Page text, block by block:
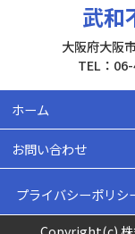
武和
大阪府大阪
TEL：
ホーム
お問い合わせ
プライバシーポリシ